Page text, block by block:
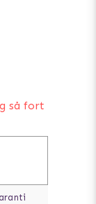
så fort